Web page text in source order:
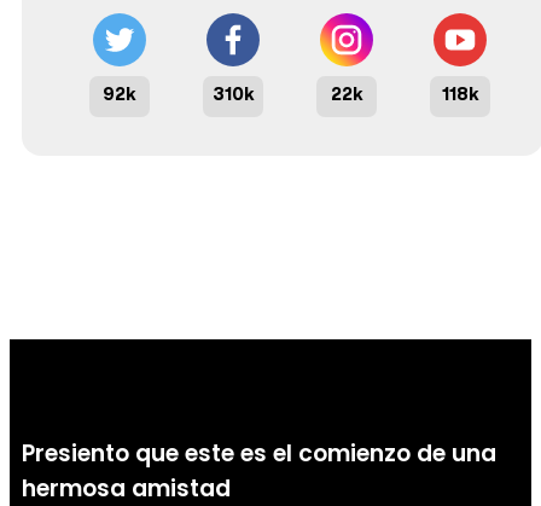
92k 310k 22k 118k
Presiento que este es el comienzo de una
hermosa amistad